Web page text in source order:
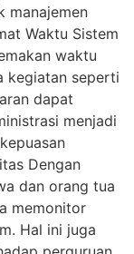
manajemen
Waktu Sistem
waktu
kegiatan seperti
dapat
menjadi
Dengan
dan orang tua
memonitor
Hal ini juga